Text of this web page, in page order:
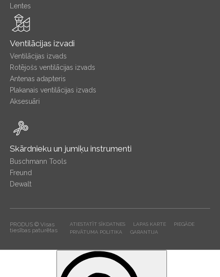
Lentes
Ventilācijas izvadi
Ventilācijas izvads
Rotējošs ventilācijas izvads
Antenas adapteris
Plakanais ventilācijas izvads
Aksesuāri
Skārdnieku un jumiķu instrumenti
Buschmann Tools
Freund
Dewalt
PRODUS © Visas
tiesības paturētas
ATIESTATĪT SĪKDATNES LAPAS KARTE
PIEGĀDE
PRIVĀTUMA POLITIKA
GARANTIJA